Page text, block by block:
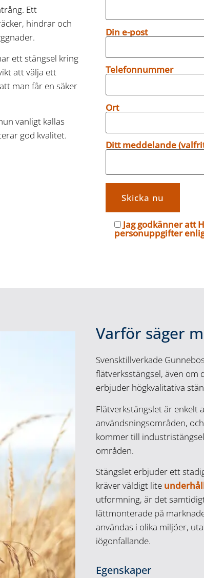
Ett
hindrar och
ett stängsel kring
att välja ett
man får en säker
vanligt kallas
god kvalitet.
Din e-post
Telefonnummer
Ort
Ditt meddelande
Jag godkänner att
personuppgifter
Varför säger
Svensktillverkade
flätverksstängsel, även om
erbjuder högkvalitativa
Flätverkstängslet är enkelt
användsningsområden,
kommer till
områden.
Stängslet erbjuder ett
kräver väldigt lite
utformning, är det
lättmonterade på
användas i olika miljöer,
iögonfallande.
Egenskaper